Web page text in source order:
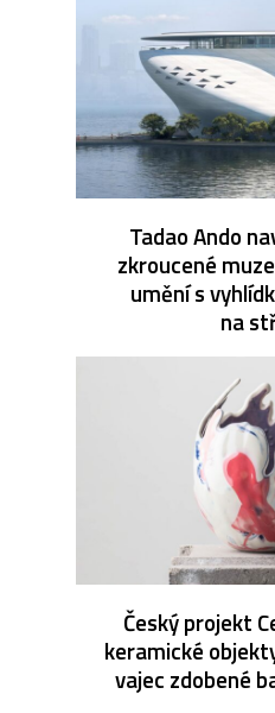
Tadao Ando
zkroucené
umění s
na
Český projekt
keramické
vajec zdobené